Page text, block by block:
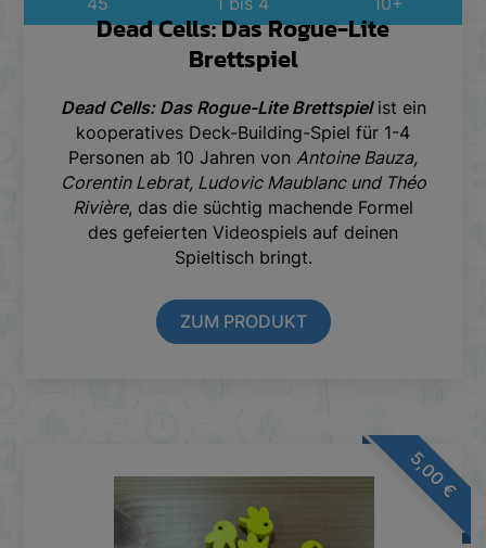
Dead Cells: Das Rogue-Lite
Brettspiel
Dead Cells: Das Rogue-Lite Brettspielist ein
kooperatives Deck-Building-Spiel für 1-4
Personen ab 10 Jahren von Antoine Bauza,
Corentin Lebrat, Ludovic Maublanc und Théo
Rivière, das die süchtig machende Formel
des gefeierten Videospiels auf deinen
Spieltisch bringt.
ZUM PRODUKT
5,00
€